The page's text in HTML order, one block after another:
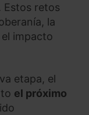
Estos retos
la
impacto
etapa, el
el próximo